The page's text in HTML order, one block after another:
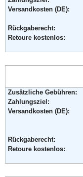
Email:
Weiterführende
Versandkosten (DE):
Rückgaberecht:
Retoure kostenlos:
Telefon:
Zusätzliche Gebühren:
Zahlungsziel:
Versandkosten (DE):
Rückgaberecht:
Retoure kostenlos: